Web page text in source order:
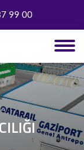
99 00